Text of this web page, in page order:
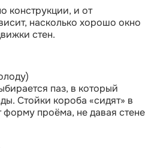
конструкции, и от
насколько хорошо окно
стен.
паз, в который
Стойки короба «сидят» в
проёма, не давая стене